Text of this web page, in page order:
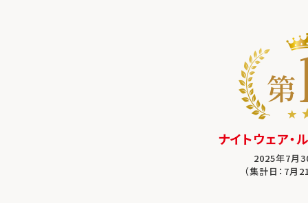
ナイトウェア・
2025年7月
（集計日：7月